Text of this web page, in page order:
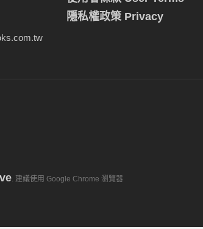
隱私權政策 Privacy
. 建議使用 Google Chrome 瀏覽器